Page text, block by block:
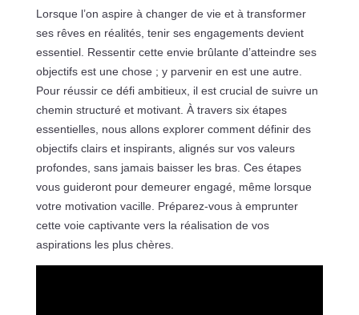
Lorsque l’on aspire à changer de vie et à transformer
ses rêves en réalités, tenir ses engagements devient
essentiel. Ressentir cette envie brûlante d’atteindre ses
objectifs est une chose ; y parvenir en est une autre.
Pour réussir ce défi ambitieux, il est crucial de suivre un
chemin structuré et motivant. À travers six étapes
essentielles, nous allons explorer comment définir des
objectifs clairs et inspirants, alignés sur vos valeurs
profondes, sans jamais baisser les bras. Ces étapes
vous guideront pour demeurer engagé, même lorsque
votre motivation vacille. Préparez-vous à emprunter
cette voie captivante vers la réalisation de vos
aspirations les plus chères.